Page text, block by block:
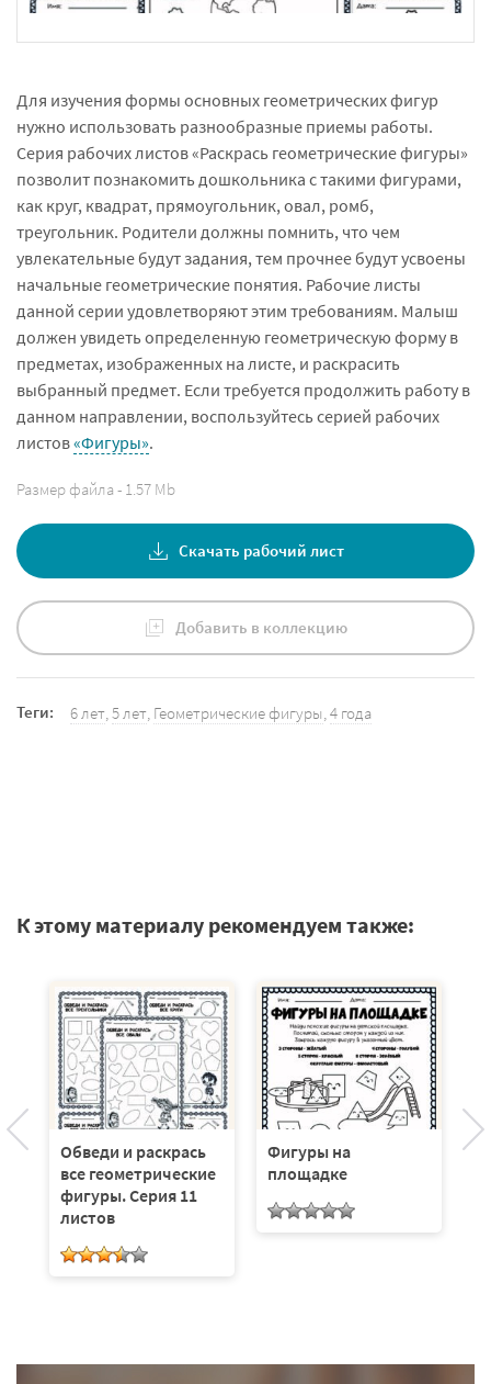
Для изучения формы основных геометрических фигур
нужно использовать разнообразные приемы работы.
Серия рабочих листов «Раскрась геометрические фигуры»
позволит познакомить дошкольника с такими фигурами,
как круг, квадрат, прямоугольник, овал, ромб,
треугольник. Родители должны помнить, что чем
увлекательные будут задания, тем прочнее будут усвоены
начальные геометрические понятия. Рабочие листы
данной серии удовлетворяют этим требованиям. Малыш
должен увидеть определенную геометрическую форму в
предметах, изображенных на листе, и раскрасить
выбранный предмет. Если требуется продолжить работу в
данном направлении, воспользуйтесь серией рабочих
листов«Фигуры».
Размер файла - 1.57 Mb
Скачать рабочий лист
Добавить в коллекцию
Теги: 6 лет,5 лет, Геометрические фигуры,4 года
К этому материалу рекомендуем также:
Обведи и раскрась
все геометрические
фигуры. Серия 11
листов
Фигуры на
площадке